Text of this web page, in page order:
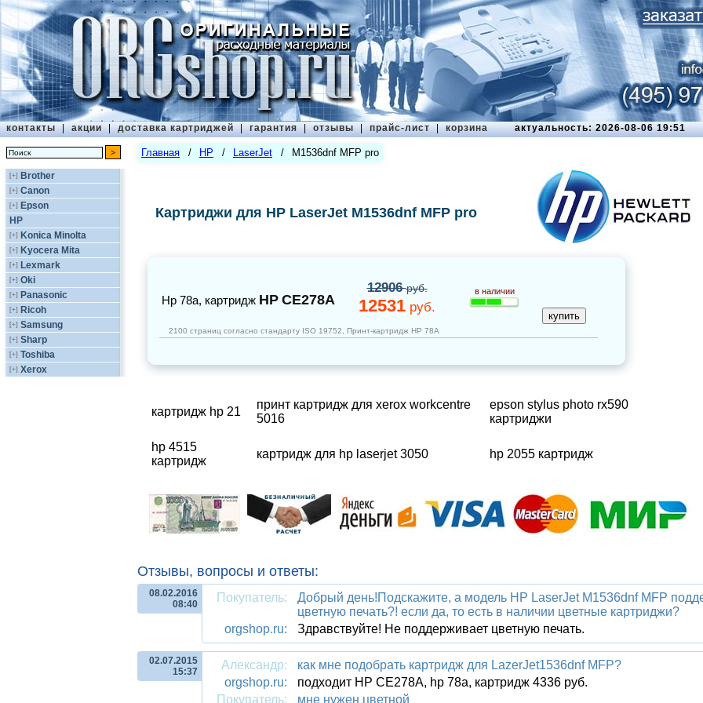
контакты | акции | доставка картриджей | гарантия | отзывы | прайс-лист | корзина актуальность: 2026-08-06 19:51
[+] Brother
[+] Canon
[+] Epson
HP
[+] Konica Minolta
[+] Kyocera Mita
[+] Lexmark
[+] Oki
[+] Panasonic
[+] Ricoh
[+] Samsung
[+] Sharp
[+] Toshiba
[+] Xerox
Главная / HP / LaserJet / M1536dnf MFP pro
Картриджи для HP LaserJet M1536dnf MFP pro
Hp 78a, картридж HP CE278A
12906руб.
12531 руб.
в наличии
2100 страниц согласно стандарту ISO 19752, Принт-картридж НР 78A
картридж hp 21
принт картридж для xerox workcentre
5016
epson stylus photo rx590
картриджи
hp 4515
картридж
картридж для hp laserjet 3050 hp 2055 картридж
Отзывы, вопросы и ответы:
08.02.2016
08:40
Покупатель:
Добрый день!Подскажите, а модель HP LaserJet M1536dnf MFP
цветную печать?! если да, то есть в наличии цветные картриджи?
orgshop.ru:
Здравствуйте! Не поддерживает цветную печать.
02.07.2015
15:37
Александр:
как мне подобрать картридж для LazerJet1536dnf MFP?
orgshop.ru:
подходит HP CE278A, hp 78a, картридж 4336 руб.
Покупатель:
мне нужен цветной